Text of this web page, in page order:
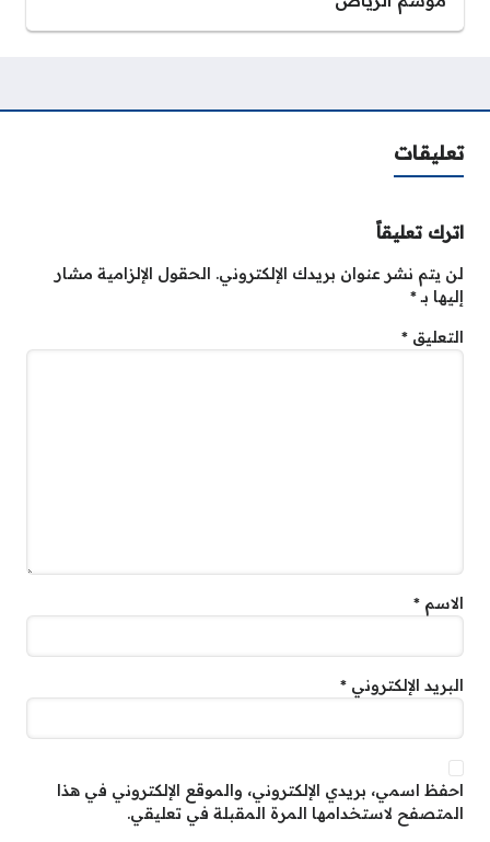
تعليقات
اترك تعليقاً
لن يتم نشر عنوان بريدك الإلكتروني. الحقول الإلزامية مشار
إليها بـ*
التعليق *
الاسم *
البريد الإلكتروني *
احفظ اسمي، بريدي الإلكتروني، والموقع الإلكتروني في هذا
المتصفح لاستخدامها المرة المقبلة في تعليقي.